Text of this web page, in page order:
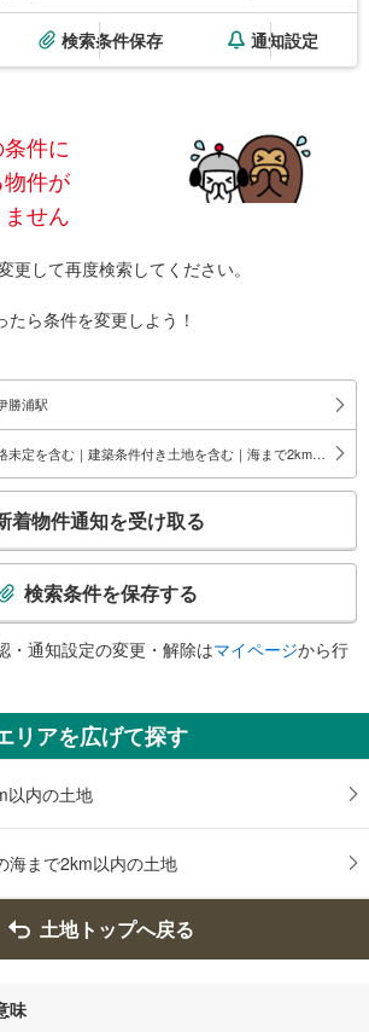
検索条件保存 通知設定
件に
件が
せん
更して再度検索してください。
たら条件を変更しよう！
勝浦駅
価格未定を含む｜建築条件付き土地を含む｜海まで2km以内
着物件通知を受け取る
検索条件を保存する
・通知設定の変更・解除はマイページから行
リアを広げて探す
以内の土地
海まで2km以内の土地
土地トップへ戻る
味